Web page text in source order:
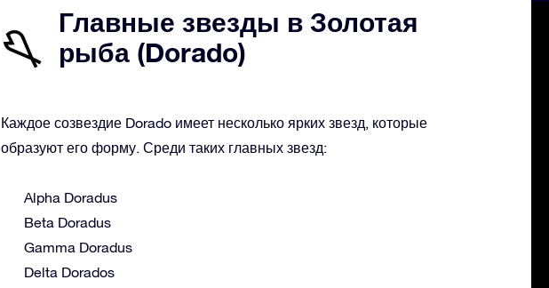
Главные звезды в Золотая
рыба (Dorado)
Каждое созвездие Dorado имеет несколько ярких звезд, которые
образуют его форму. Среди таких главных звезд:
Alpha Doradus
Beta Doradus
Gamma Doradus
Delta Dorados